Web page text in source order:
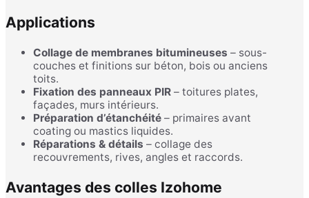
Applications
Collage de membranes bitumineuses – sous-
couches et finitions sur béton, bois ou anciens
toits.
Fixation des panneaux PIR – toitures plates,
façades, murs intérieurs.
Préparation d’étanchéité – primaires avant
coating ou mastics liquides.
Réparations & détails – collage des
recouvrements, rives, angles et raccords.
Avantages des colles Izohome